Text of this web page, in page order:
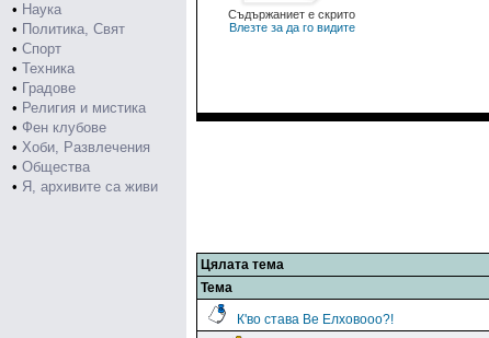
• Наука
• Политика, Свят
• Спорт
• Техника
• Градове
• Религия и мистика
• Фен клубове
• Хоби, Развлечения
• Общества
• Я, архивите са живи
Съдържаниет е скрито
Влезте за да го видите
Цялата тема
Тема
К'во става Ве Елховооо?!